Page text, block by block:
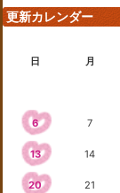
更新カレンダー
日 月
6 7
13 14
20 21